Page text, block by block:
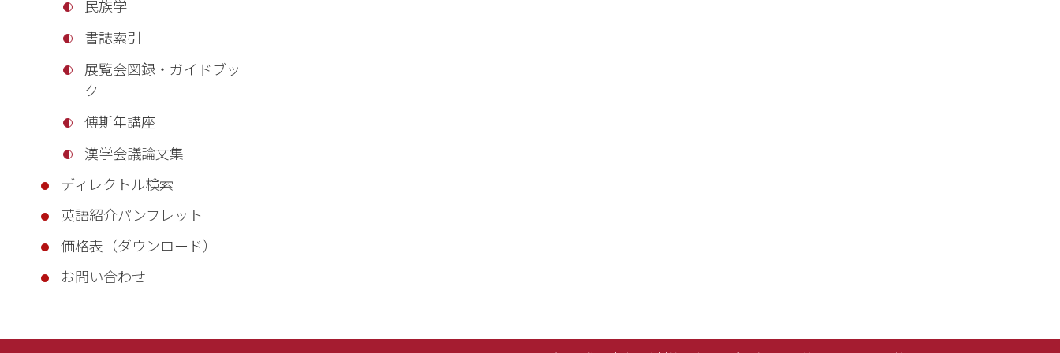
民族学
書誌索引
展覧会図録・ガイドブッ
ク
傅斯年講座
漢学会議論文集
ディレクトル検索
英語紹介パンフレット
価格表（ダウンロード）
お問い合わせ